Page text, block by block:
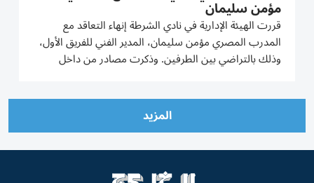
مؤمن سليمان
قررت الهيئة الإدارية في نادي الشرطة إنهاء التعاقد مع
المدرب المصري مؤمن سليمان، المدير الفني للفريق الأول،
وذلك بالتراضي بين الطرفين. وذكرت مصادر من داخل
المزيد